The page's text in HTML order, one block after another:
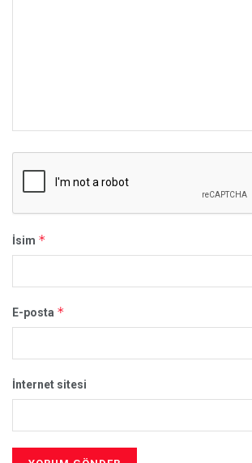
İsim *
E-posta *
İnternet sitesi